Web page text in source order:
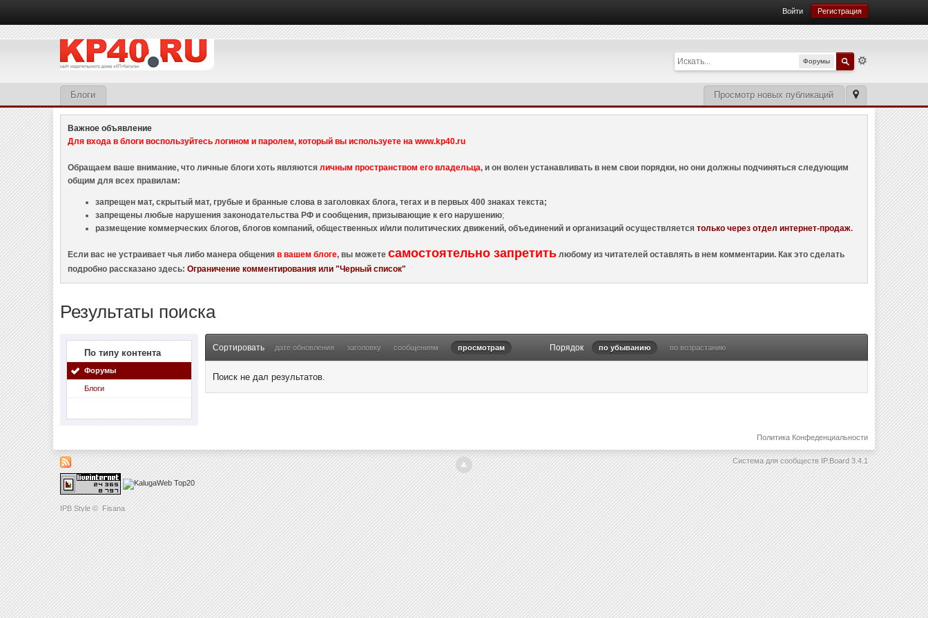
IPB Style © Fisana
Войти Регистрация
Форумы
Просмотр новых публикаций
Блоги
Важное объявление
Для входа в блоги воспользуйтесь логином и паролем, который вы используете на www.kp40.ru
Обращаем ваше внимание, что личные блоги хоть являютсяличным пространством его владельца, и он волен устанавливать в нем свои порядки, но они должны подчиняться следующим
общим для всех правилам:
запрещен мат, скрытый мат, грубые и бранные слова в заголовках блога, тегах и в первых 400 знаках текста;
запрещены любые нарушения законодательства РФ и сообщения, призывающие к его нарушению;
размещение коммерческих блогов, блогов компаний, общественных и/или политических движений, объединений и организаций осуществляетсятолько через отдел интернет-продаж.
Если вас не устраивает чья либо манера общенияв вашем блоге, вы можетесамостоятельно запретить любому из читателей оставлять в нем комментарии. Как это сделать
подробно рассказано здесь:Ограничение комментирования или "Черный список"
Результаты поиска
По типу контента
Форумы
Блоги
Сортировать дате обновления заголовку сообщениям просмотрам Порядок по убыванию по возрастанию
Поиск не дал результатов.
Политика Конфеденциальности
Система для сообществ IP.Board 3.4.1